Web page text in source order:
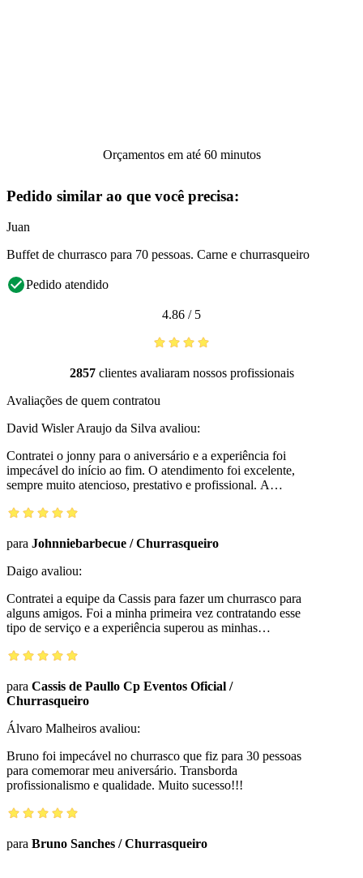
Orçamentos em até 60 minutos
Pedido similar ao que você precisa:
Juan
Buffet de churrasco para 70 pessoas. Carne e churrasqueiro
Pedido atendido
4.86 / 5
2857clientes avaliaram nossos profissionais
Avaliações de quem contratou
David Wisler Araujo da Silva avaliou:
Contratei o jonny para o aniversário e a experiência foi
impecável do início ao fim. O atendimento foi excelente,
sempre muito atencioso, prestativo e profissional. A
saborosa e preparada com muito capricho. Todos os
organização do serviço.
para Johnniebarbecue /Churrasqueiro
Daigo avaliou:
Contratei a equipe da Cassis para fazer um churrasco para
alguns amigos. Foi a minha primeira vez contratando esse
tipo de serviço e a experiência superou as minhas
justo.
para Cassis de Paullo Cp Eventos Oficial /
Churrasqueiro
Álvaro Malheiros avaliou:
Bruno foi impecável no churrasco que fiz para 30 pessoas
para comemorar meu aniversário. Transborda
profissionalismo e qualidade. Muito sucesso!!!
para Bruno Sanches /Churrasqueiro